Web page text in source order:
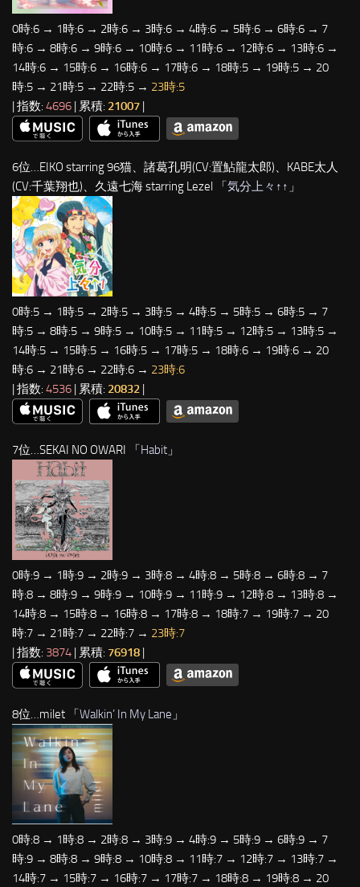
0時:6 → 1時:6 → 2時:6 → 3時:6 → 4時:6 → 5時:6 → 6時:6 → 7
時:6 → 8時:6 → 9時:6 → 10時:6 → 11時:6 → 12時:6 → 13時:6 →
14時:6 → 15時:6 → 16時:6 → 17時:6 → 18時:5 → 19時:5 → 20
時:5 → 21時:5 → 22時:5 → 23時:5
| 指数: 4696 | 累積: 21007 |
6位…EIKO starring 96猫、諸葛孔明(CV:置鮎龍太郎)、KABE太人
(CV:千葉翔也)、久遠七海 starring Lezel 「気分上々↑↑ 」
0時:5 → 1時:5 → 2時:5 → 3時:5 → 4時:5 → 5時:5 → 6時:5 → 7
時:5 → 8時:5 → 9時:5 → 10時:5 → 11時:5 → 12時:5 → 13時:5 →
14時:5 → 15時:5 → 16時:5 → 17時:5 → 18時:6 → 19時:6 → 20
時:6 → 21時:6 → 22時:6 → 23時:6
| 指数: 4536 | 累積: 20832 |
7位…SEKAI NO OWARI 「 Habit 」
0時:9 → 1時:9 → 2時:9 → 3時:8 → 4時:8 → 5時:8 → 6時:8 → 7
時:8 → 8時:9 → 9時:9 → 10時:9 → 11時:9 → 12時:8 → 13時:8 →
14時:8 → 15時:8 → 16時:8 → 17時:8 → 18時:7 → 19時:7 → 20
時:7 → 21時:7 → 22時:7 → 23時:7
| 指数: 3874 | 累積: 76918
8位…milet 「Walkin’ In My Lane 」
0時:8 → 1時:8 → 2時:8 → 3時:9 → 4時:9 → 5時:9 → 6時:9 → 7
時:9 → 8時:8 → 9時:8 → 10時:8 → 11時:7 → 12時:7 → 13時:7 →
14時:7 → 15時:7 → 16時:7 → 17時:7 → 18時:8 → 19時:8 → 20